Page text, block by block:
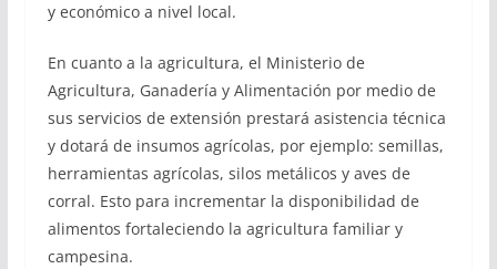
y económico a nivel local.
En cuanto a la agricultura, el Ministerio de
Agricultura, Ganadería y Alimentación por medio de
sus servicios de extensión prestará asistencia técnica
y dotará de insumos agrícolas, por ejemplo: semillas,
herramientas agrícolas, silos metálicos y aves de
corral. Esto para incrementar la disponibilidad de
alimentos fortaleciendo la agricultura familiar y
campesina.